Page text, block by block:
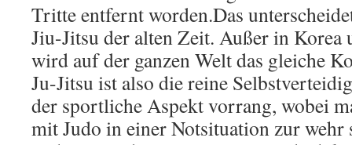
Tritte entfernt worden.Das
Jiu-Jitsu der alten Zeit. Außer in Korea
wird auf der ganzen Welt das gleiche
Ju-Jitsu ist also die reine
der sportliche Aspekt vorrang, wobei
mit Judo in einer Notsituation zur wehr